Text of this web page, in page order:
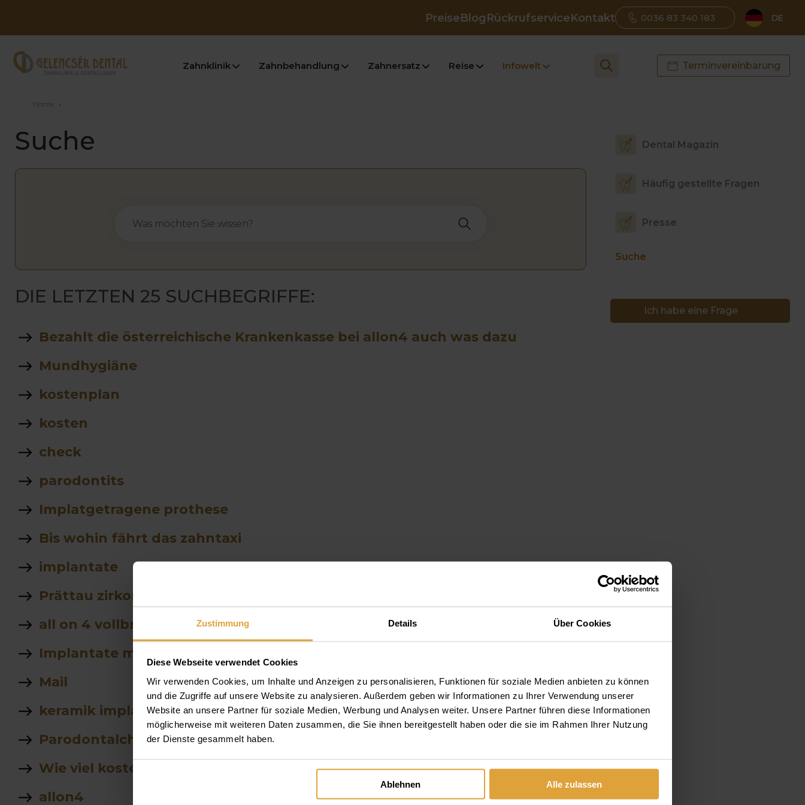
Zustimmung Details Über Cookies
Diese Webseite verwendet Cookies
Wir verwenden Cookies, um Inhalte und Anzeigen zu personalisieren, Funktionen für soziale Medien anbieten zu können
und die Zugriffe auf unsere Website zu analysieren. Außerdem geben wir Informationen zu Ihrer Verwendung unserer
Website an unsere Partner für soziale Medien, Werbung und Analysen weiter. Unsere Partner führen diese Informationen
möglicherweise mit weiteren Daten zusammen, die Sie ihnen bereitgestellt haben oder die sie im Rahmen Ihrer Nutzung
der Dienste gesammelt haben.
Ablehnen Alle zulassen
PreiseBlogRückrufserviceKontakt 0036 83 340 183 DE
Zahnklinik Zahnbehandlung Zahnersatz Reise Infowelt Terminvereinbarung
Home ›
Suche
DIE LETZTEN 25 SUCHBEGRIFFE:
Bezahlt die österreichische Krankenkasse bei allon4 auch was dazu
Mundhygiäne
kostenplan
kosten
check
parodontits
Implatgetragene prothese
Bis wohin fährt das zahntaxi
implantate
Prättau zirkon
all on 4 vollbrücke prettau
Implantate mit keramikkrone
Mail
keramik implantat
Parodontalchirurgie
Wie viel kostet eine unterfütterung
allon4
Dental Magazin
Häufig gestellte Fragen
Presse
Suche
Ich habe eine Frage